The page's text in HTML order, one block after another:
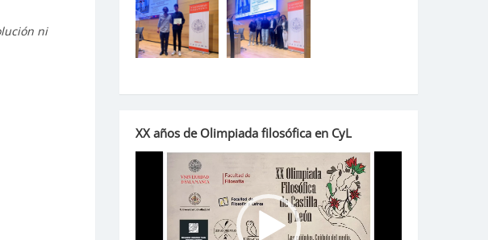
ni
XX años de Olimpiada filosófica en CyL
Reproductor